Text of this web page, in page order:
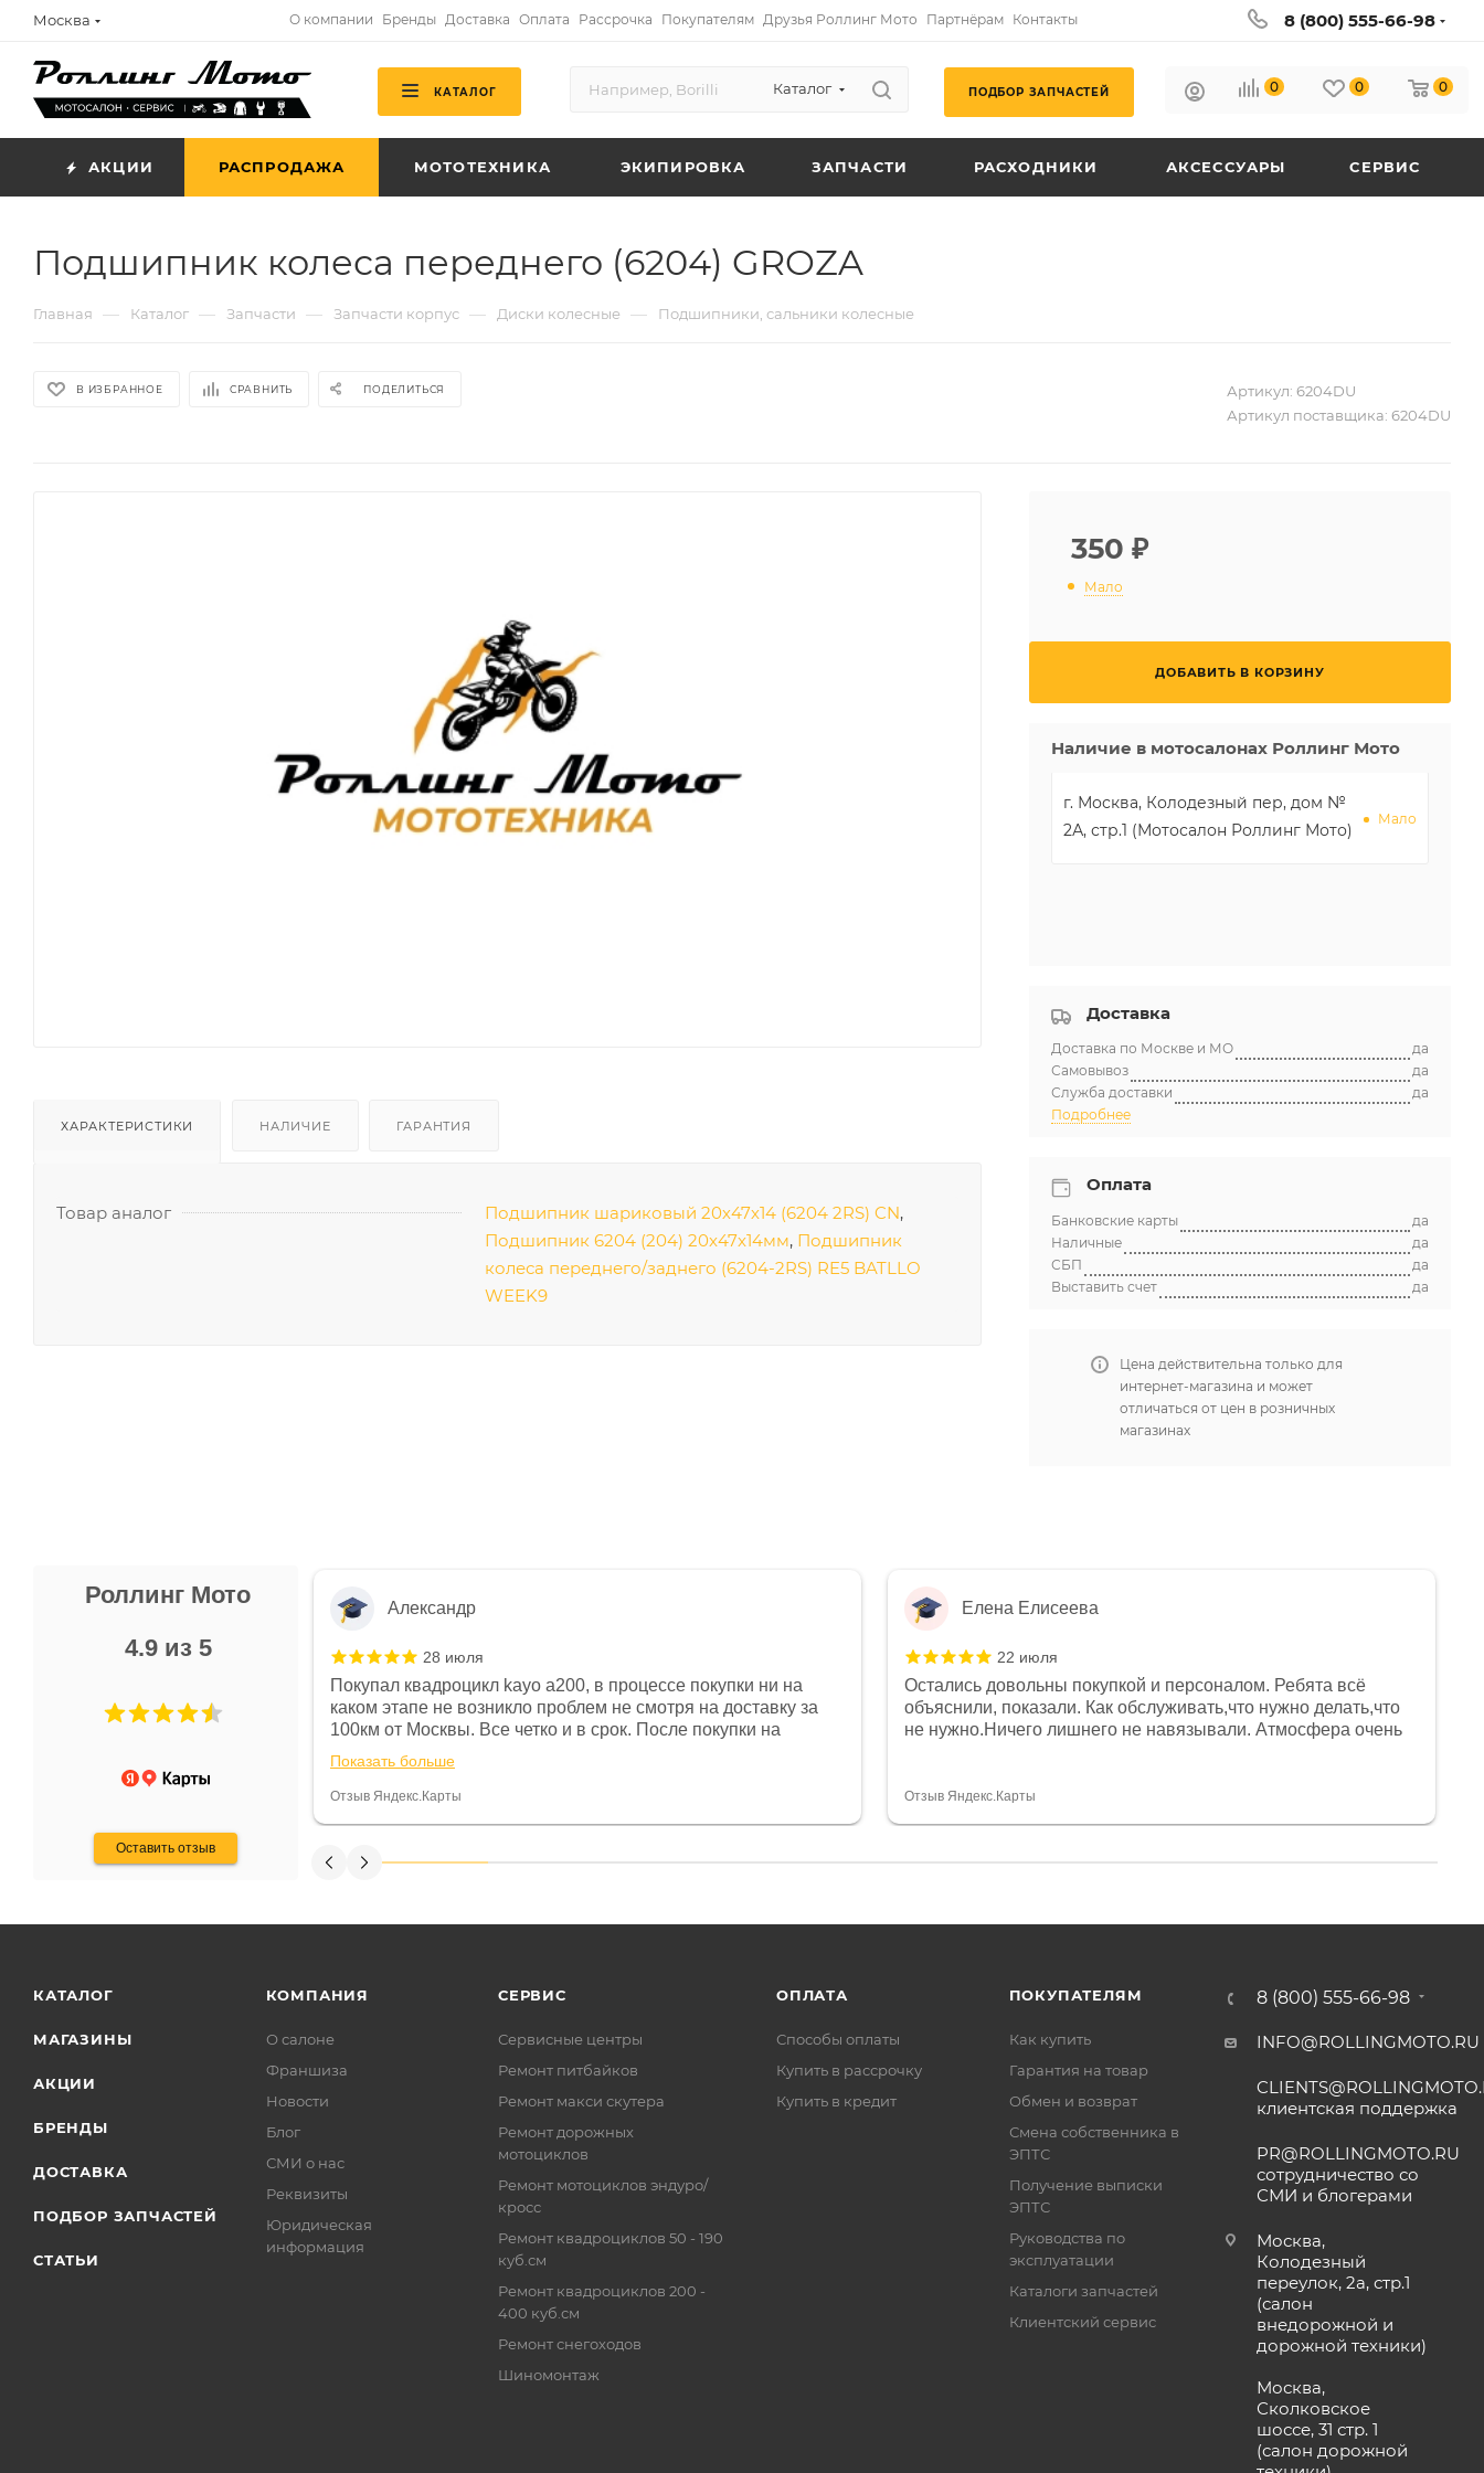
Москва О компании Бренды Доставка Оплата Рассрочка Покупателям Друзья Роллинг Мото Партнёрам Контакты 8 (800) 555-66-98
КАТАЛОГ Каталог ПОДБОР ЗАПЧАСТЕЙ 0 0 0
АКЦИИ РАСПРОДАЖА МОТОТЕХНИКА ЭКИПИРОВКА ЗАПЧАСТИ РАСХОДНИКИ АКСЕССУАРЫ СЕРВИС
Подшипник колеса переднего (6204) GROZA
Главная — Каталог — Запчасти — Запчасти корпус — Диски колесные — Подшипники, сальники колесные
В ИЗБРАННОЕ СРАВНИТЬ ПОДЕЛИТЬСЯ Артикул: 6204DU
Артикул поставщика: 6204DU
ХАРАКТЕРИСТИКИ НАЛИЧИЕ ГАРАНТИЯ
Товар аналог Подшипник шариковый 20х47х14 (6204 2RS) CN,
Подшипник 6204 (204) 20x47x14мм, Подшипник
колеса переднего/заднего (6204-2RS) RE5 BATLLO
WEEK9
350 ₽
Мало
ДОБАВИТЬ В КОРЗИНУ
Наличие в мотосалонах Роллинг Мото
г. Москва, Колодезный пер, дом №
2А, стр.1 (Мотосалон Роллинг Мото)
Мало
Доставка
Доставка по Москве и МО
да
Самовывоз
да
Служба доставки
да
Подробнее
Оплата
Банковские карты
да
Наличные
да
СБП
да
Выставить счет
да
Цена действительна только для
интернет-магазина и может
отличаться от цен в розничных
магазинах
Роллинг Мото
4.9 из 5
Оставить отзыв
Не понравились условия
и дают только на год)
Александр
28 июля
Покупал квадроцикл kayo a200, в процессе покупки ни на
каком этапе не возникло проблем не смотря на доставку за
100км от Москвы. Все четко и в срок. После покупки на
спидометре всегда был 0, при этом представители магазина
постоянно были на связи и в итоге проблема была решена.
Считаю, что это говорит о небезразличии к клиенту после
Показать больше
Отзыв Яндекс.Карты
Елена Елисеева
22 июля
Остались довольны покупкой и персоналом. Ребята всё
объяснили, показали. Как обслуживать,что нужно делать,что
не нужно.Ничего лишнего не навязывали. Атмосфера очень
огромное спасибо Дмитрию, за клиентоориентированность и
Отзыв Яндекс.Карты
КАТАЛОГ
МАГАЗИНЫ
АКЦИИ
БРЕНДЫ
ДОСТАВКА
ПОДБОР ЗАПЧАСТЕЙ
СТАТЬИ
КОМПАНИЯ
О салоне
Франшиза
Новости
Блог
СМИ о нас
Реквизиты
Юридическая
информация
СЕРВИС
Сервисные центры
Ремонт питбайков
Ремонт макси скутера
Ремонт дорожных
мотоциклов
Ремонт мотоциклов эндуро/
кросс
Ремонт квадроциклов 50 - 190
куб.см
Ремонт квадроциклов 200 -
400 куб.см
Ремонт снегоходов
Шиномонтаж
ОПЛАТА
Способы оплаты
Купить в рассрочку
Купить в кредит
ПОКУПАТЕЛЯМ
Как купить
Гарантия на товар
Обмен и возврат
Смена собственника в
ЭПТС
Получение выписки
ЭПТС
Руководства по
эксплуатации
Каталоги запчастей
Клиентский сервис
8 (800) 555-66-98
INFO@ROLLINGMOTO.RU
клиентская поддержка
PR@ROLLINGMOTO.RU
сотрудничество со
СМИ и блогерами
Москва,
Колодезный
переулок, 2а, стр.1
(салон
внедорожной и
дорожной техники)
Москва,
Сколковское
шоссе, 31 стр. 1
(салон дорожной